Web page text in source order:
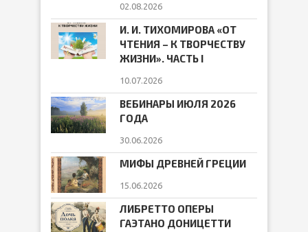
02.08.2026
И. И. ТИХОМИРОВА «ОТ
ЧТЕНИЯ – К ТВОРЧЕСТВУ
ЖИЗНИ». ЧАСТЬ I
10.07.2026
ВЕБИНАРЫ ИЮЛЯ 2026
ГОДА
30.06.2026
МИФЫ ДРЕВНЕЙ ГРЕЦИИ
15.06.2026
ЛИБРЕТТО ОПЕРЫ
ГАЭТАНО ДОНИЦЕТТИ